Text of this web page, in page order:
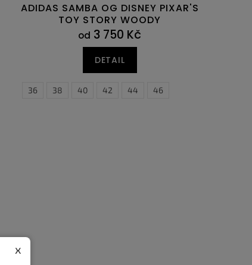
ADIDAS SAMBA OG DISNEY PIXAR'S
TOY STORY WOODY
od 3 750 Kč
DETAIL
36 38 40 42 44 46
x